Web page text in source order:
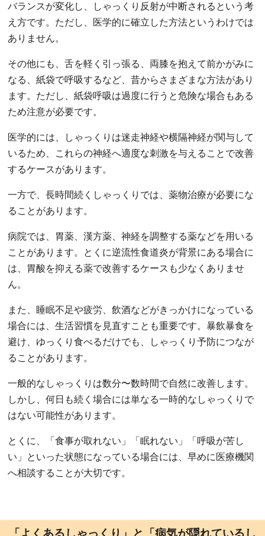
バランスが変化し、しゃっくり反射が中断されるという考
え方です。ただし、医学的に確立した方法というわけでは
ありません。
その他にも、舌を軽く引っ張る、両膝を抱えて前かがみに
なる、紙袋で呼吸するなど、昔からさまざまな方法があり
ます。ただし、紙袋呼吸は過度に行うと危険な場合もある
ため注意が必要です。
医学的には、しゃっくりは迷走神経や横隔神経が関与して
いるため、これらの神経へ適度な刺激を与えることで改善
するケースがあります。
一方で、長時間続くしゃっくりでは、薬物治療が必要にな
ることがあります。
病院では、胃薬、漢方薬、神経を調整する薬などを用いる
ことがあります。とくに逆流性食道炎が背景にある場合に
は、胃酸を抑える薬で改善するケースも少なくありませ
ん。
また、睡眠不足や疲労、飲酒などがきっかけになっている
場合には、生活習慣を見直すことも重要です。暴飲暴食を
避け、ゆっくり食べるだけでも、しゃっくり予防につなが
ることがあります。
一般的なしゃっくりは数分〜数時間で自然に改善します。
しかし、何日も続く場合には単なる一時的なしゃっくりで
はない可能性があります。
とくに、「食事が取れない」「眠れない」「呼吸が苦し
い」といった状態になっている場合には、早めに医療機関
へ相談することが大切です。
「よくあるしゃっくり」と「病気が隠れているし